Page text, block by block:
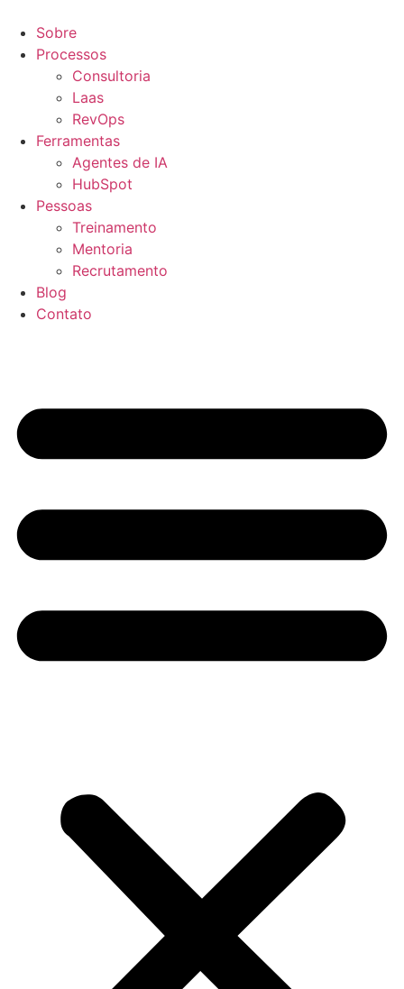
para
conteúdo
Sobre
Processos
Consultoria
Laas
RevOps
Ferramentas
Agentes de IA
HubSpot
Pessoas
Treinamento
Mentoria
Recrutamento
Blog
Contato